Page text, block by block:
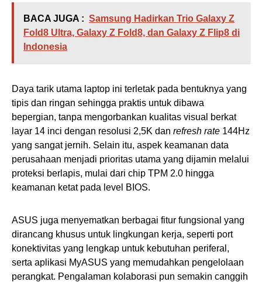
BACA JUGA : Samsung Hadirkan Trio Galaxy Z
Fold8 Ultra, Galaxy Z Fold8, dan Galaxy Z Flip8 di
Indonesia
Daya tarik utama laptop ini terletak pada bentuknya yang
tipis dan ringan sehingga praktis untuk dibawa
bepergian, tanpa mengorbankan kualitas visual berkat
layar 14 inci dengan resolusi 2,5K dan refresh rate 144Hz
yang sangat jernih. Selain itu, aspek keamanan data
perusahaan menjadi prioritas utama yang dijamin melalui
proteksi berlapis, mulai dari chip TPM 2.0 hingga
keamanan ketat pada level BIOS.
ASUS juga menyematkan berbagai fitur fungsional yang
dirancang khusus untuk lingkungan kerja, seperti port
konektivitas yang lengkap untuk kebutuhan periferal,
serta aplikasi MyASUS yang memudahkan pengelolaan
perangkat. Pengalaman kolaborasi pun semakin canggih